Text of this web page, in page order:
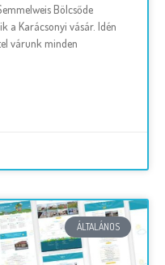
Bölcsőde
a Karácsonyi vásár. Idén
várunk minden
ÁLTALÁNOS